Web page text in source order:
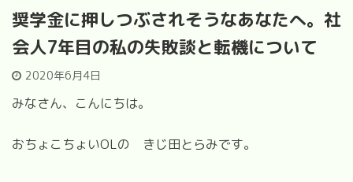
奨学金に押しつぶされそうなあなたへ。社
会人7年目の私の失敗談と転機について
2020年6月4日
みなさん、こんにちは。
おちょこちょいOLの きじ田とらみです。